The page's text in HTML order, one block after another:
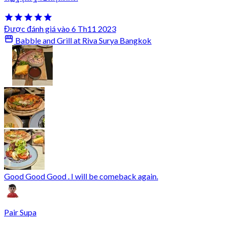
Được đánh giá vào 6 Th11 2023
Babble and Grill at Riva Surya Bangkok
Good Good Good . I will be comeback again.
Pair Supa